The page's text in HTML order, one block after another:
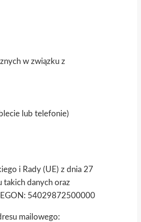
w związku z
lub telefonie)
i Rady (UE) z dnia 27
takich danych oraz
54029872500000
mailowego: